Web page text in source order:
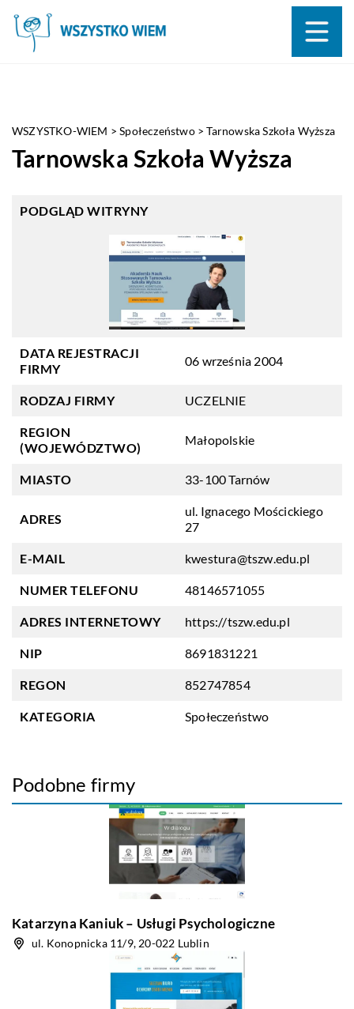
WSZYSTKO-WIEM >Społeczeństwo>Tarnowska Szkoła Wyższa
Tarnowska Szkoła Wyższa
PODGLĄD WITRYNY
DATA REJESTRACJI
FIRMY
06 września 2004
RODZAJ FIRMY UCZELNIE
REGION
(WOJEWÓDZTWO)
Małopolskie
MIASTO 33-100 Tarnów
ADRES
ul. Ignacego Mościckiego
27
E-MAIL kwestura@tszw.edu.pl
NUMER TELEFONU 48146571055
ADRES INTERNETOWY https://tszw.edu.pl
NIP 8691831221
REGON 852747854
KATEGORIA Społeczeństwo
Podobne firmy
Katarzyna Kaniuk – Usługi Psychologiczne
ul. Konopnicka 11/9, 20-022 Lublin